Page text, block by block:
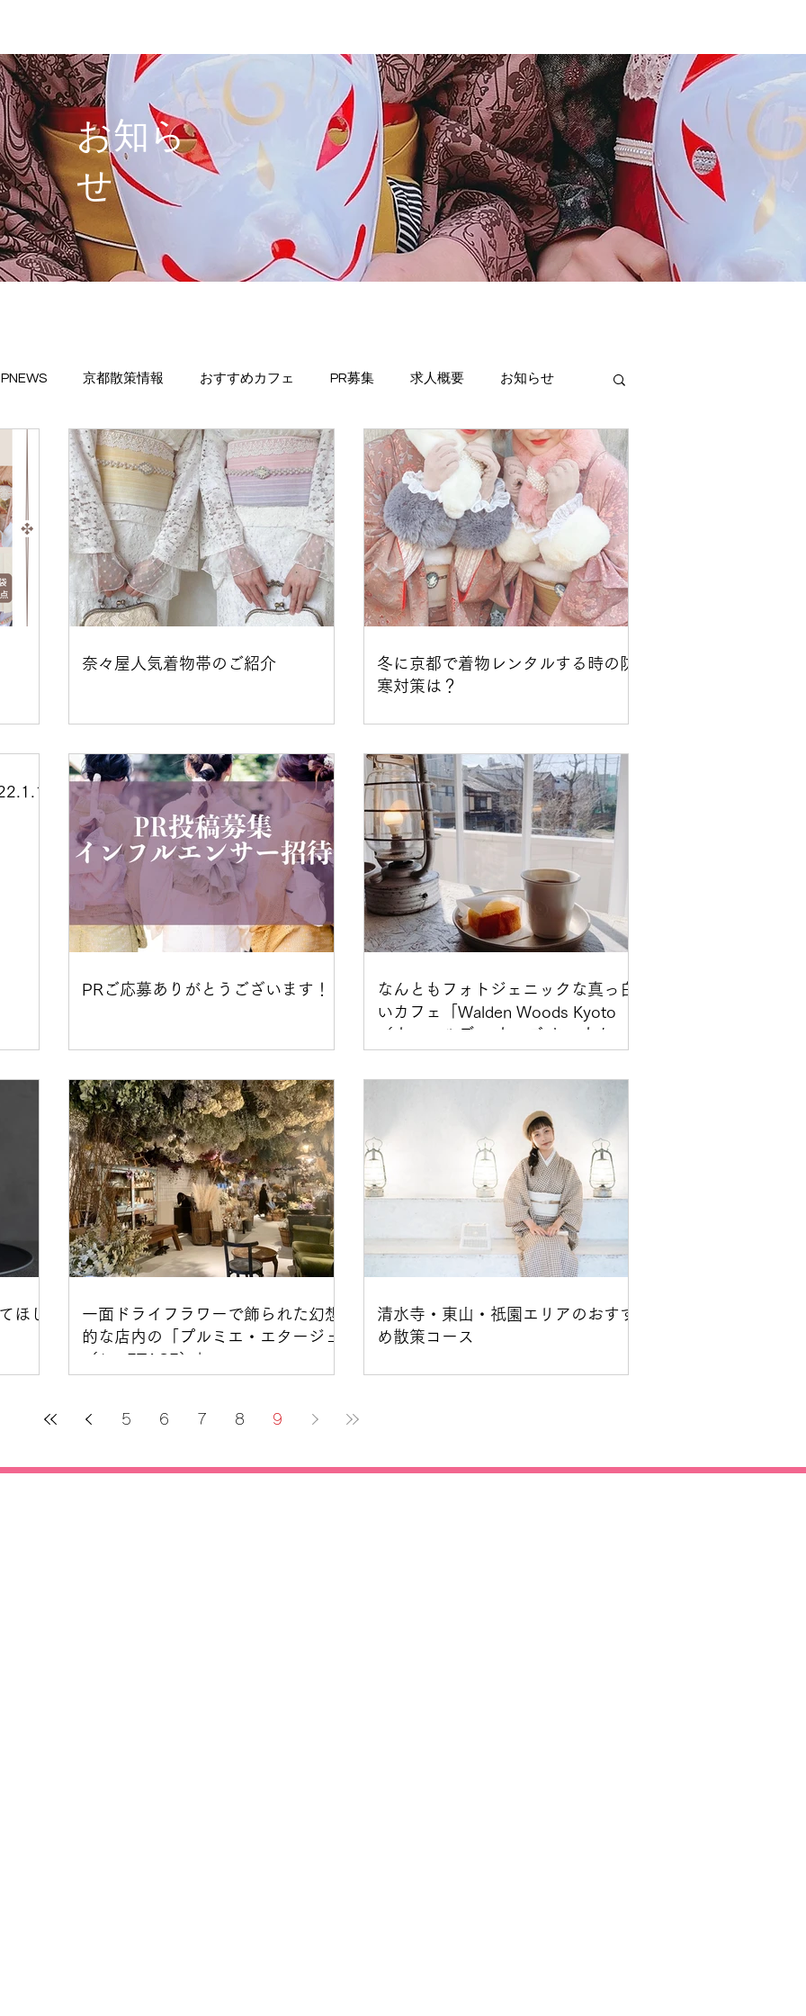
​お知ら
せ
京都散策情報 おすすめカフェ PR募集 求人概要 お知らせ
タル体験談・口コミ おすすめ着物紹介 準備中 全店舗 多言語 繁體中文
奈々屋人気着物帯のご紹介
冬に京都で着物レンタルする時の防
寒対策は？
PRご応募ありがとうございます！
なんともフォトジェニックな真っ白
いカフェ「Walden Woods Kyoto
（ウォールデン ウッズ キョウト）
ほし
一面ドライフラワーで飾られた幻想
的な店内の「プルミエ・エタージュ
（1er ETAGE）」
清水寺・東山・祇園エリアのおすす
め散策コース
5 6 7 8 9